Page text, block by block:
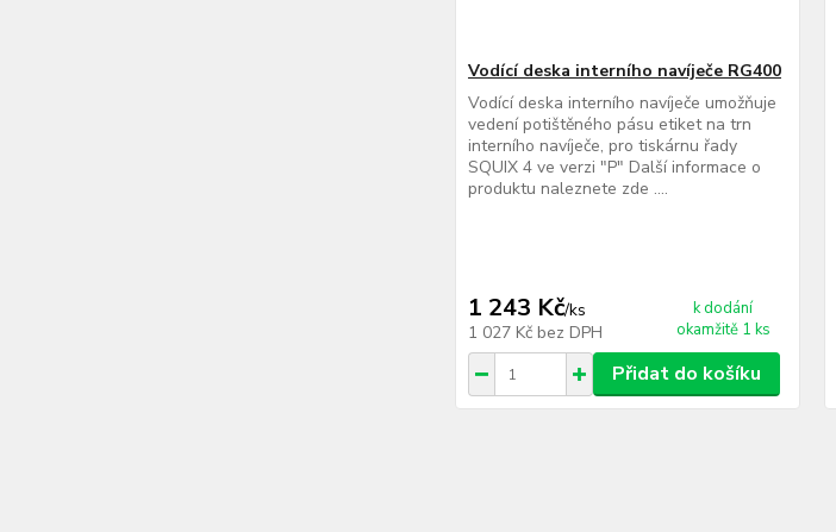
Vodící deska interního navíječe RG400
Vodící deska interního navíječe umožňuje
vedení potištěného pásu etiket na trn
interního navíječe, pro tiskárnu řady
SQUIX 4 ve verzi "P" Další informace o
produktu naleznete zde ....
1 243 Kč/ks
1 027 Kč bez DPH
k dodání
okamžitě 1 ks
Přidat do košíku